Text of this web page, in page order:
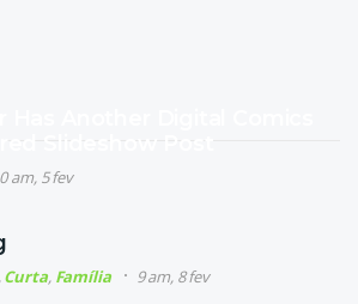
Slideshow Post
am, 5 fev
Curta, Família 9 am, 8 fev